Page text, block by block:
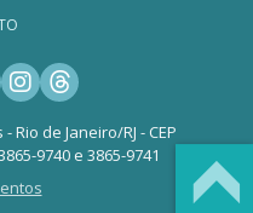
Instagram
Threads
Rio de Janeiro/RJ - CEP
9740 e 3865-9741